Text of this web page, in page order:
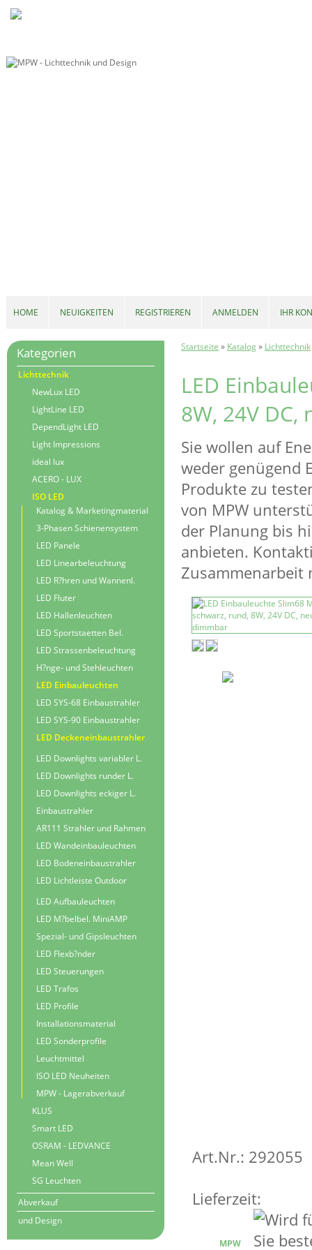
Startseite » Katalog» Lichttechnik
LED
8W, 24V
Sie wollen auf
weder genügend
Produkte zu
von MPW
der Planung bis
anbieten.
Zusammenarbeit
Art.Nr.: 292055
Lieferzeit:
MPW
Kategorien
Lichttechnik
NewLux LED
LightLine LED
DependLight LED
Light Impressions
ideal lux
ACERO - LUX
ISO LED
Katalog & Marketingmaterial
3-Phasen Schienensystem
LED Panele
LED Linearbeleuchtung
LED R?hren und Wannenl.
LED Fluter
LED Hallenleuchten
LED Sportstaetten Bel.
LED Strassenbeleuchtung
H?nge- und Stehleuchten
LED Einbauleuchten
LED SYS-68 Einbaustrahler
LED SYS-90 Einbaustrahler
LED Deckeneinbaustrahler
LED Downlights variabler L.
LED Downlights runder L.
LED Downlights eckiger L.
Einbaustrahler
AR111 Strahler und Rahmen
LED Wandeinbauleuchten
LED Bodeneinbaustrahler
LED Lichtleiste Outdoor
LED Aufbauleuchten
LED M?belbel. MiniAMP
Spezial- und Gipsleuchten
LED Flexb?nder
LED Steuerungen
LED Trafos
LED Profile
Installationsmaterial
LED Sonderprofile
Leuchtmittel
ISO LED Neuheiten
MPW - Lagerabverkauf
KLUS
Smart LED
OSRAM - LEDVANCE
Mean Well
SG Leuchten
Abverkauf
und Design
HOME NEUIGKEITEN REGISTRIEREN ANMELDEN IHR